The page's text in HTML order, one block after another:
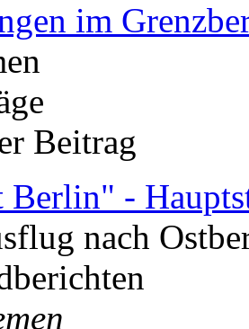
im
Beitrag
Berlin" -
nach